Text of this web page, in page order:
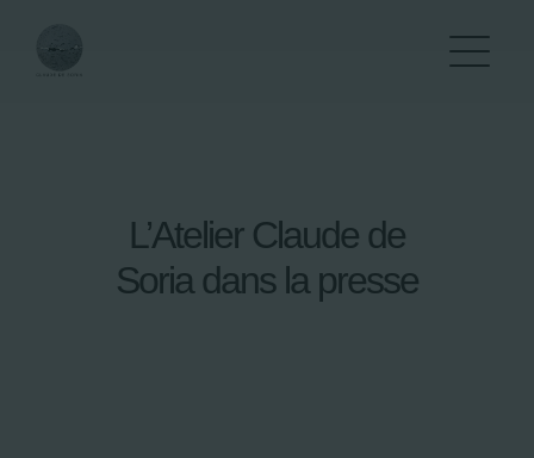
L’Atelier Claude de
Soria dans la presse